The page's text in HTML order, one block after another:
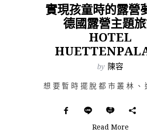
實現孩童時的露營
德國露營主題
HOTEL
by 陳容
Read More